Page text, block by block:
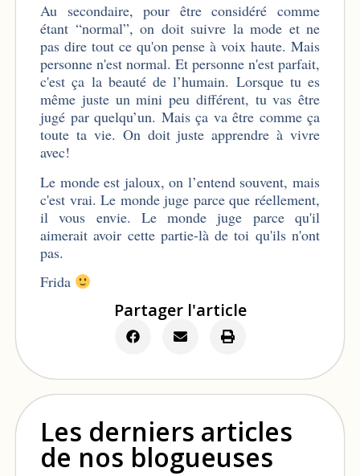
Au secondaire, pour être considéré comme
étant “normal”, on doit suivre la mode et ne
pas dire tout ce qu'on pense à voix haute. Mais
personne n'est normal. Et personne n'est parfait,
c'est ça la beauté de l’humain. Lorsque tu es
même juste un mini peu différent, tu vas être
jugé par quelqu’un. Mais ça va être comme ça
toute ta vie. On doit juste apprendre à vivre
avec!
Le monde est jaloux, on l’entend souvent, mais
c'est vrai. Le monde juge parce que réellement,
il vous envie. Le monde juge parce qu'il
aimerait avoir cette partie-là de toi qu'ils n'ont
pas.
Frida
Partager l'article
Les derniers articles
de nos blogueuses